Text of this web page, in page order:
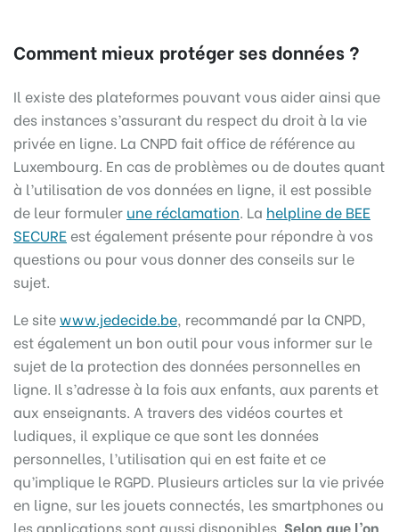
Comment mieux protéger ses données ?
Il existe des plateformes pouvant vous aider ainsi que
des instances s’assurant du respect du droit à la vie
privée en ligne. La CNPD fait office de référence au
Luxembourg. En cas de problèmes ou de doutes quant
à l’utilisation de vos données en ligne, il est possible
de leur formuler une réclamation . La helpline de BEE
SECURE est également présente pour répondre à vos
questions ou pour vous donner des conseils sur le
sujet.
Le sitewww.jedecide.be , recommandé par la CNPD,
est également un bon outil pour vous informer sur le
sujet de la protection des données personnelles en
ligne. Il s’adresse à la fois aux enfants, aux parents et
aux enseignants. A travers des vidéos courtes et
ludiques, il explique ce que sont les données
personnelles, l’utilisation qui en est faite et ce
qu’implique le RGPD. Plusieurs articles sur la vie privée
en ligne, sur les jouets connectés, les smartphones ou
les applications sont aussi disponibles. Selon que l’on